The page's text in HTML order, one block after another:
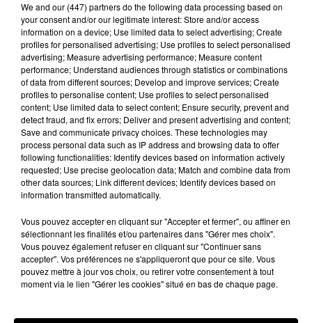
Lecture (4 min 24 sec)
100%
100% Radio les infos du Comminges
27 juin 2024 - 4 min 24 sec
LES INFOS DU COMMINGES DU 27/06/2024 À
08H00
Podcast infos du Comminges
We and our (447) partnersdo the following data processing based on
your consent and/or our legitimate interest: Store and/or access
information on a device; Use limited data to select advertising; Create
profiles for personalised advertising; Use profiles to select personalised
advertising; Measure advertising performance; Measure content
performance; Understand audiences through statistics or combinations
of data from different sources; Develop and improve services; Create
profiles to personalise content; Use profiles to select personalised
content; Use limited data to select content; Ensure security, prevent and
detect fraud, and fix errors; Deliver and present advertising and content;
Save and communicate privacy choices. These technologies may
process personal data such as IP address and browsing data to offer
following functionalities: Identify devices based on information actively
requested; Use precise geolocation data; Match and combine data from
other data sources; Link different devices; Identify devices based on
information transmitted automatically.
Vous pouvez accepter en cliquant sur "Accepter et fermer", ou affiner en
sélectionnant les finalités et/ou partenaires dans "Gérer mes choix".
Vous pouvez également refuser en cliquant sur "Continuer sans
accepter". Vos préférences ne s'appliqueront que pour ce site. Vous
pouvez mettre à jour vos choix, ou retirer votre consentement à tout
moment via le lien "Gérer les cookies" situé en bas de chaque page.